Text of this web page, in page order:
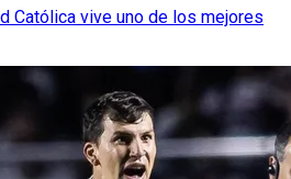
Católica vive uno de los mejores